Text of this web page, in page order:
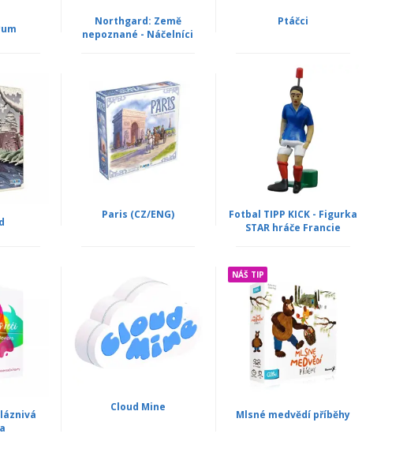
Northgard: Země
nepoznané - Náčelníci
Ptáčci
Paris (CZ/ENG)
Fotbal TIPP KICK - Figurka
STAR hráče Francie
Cloud Mine
NÁŠ TIP
Mlsné medvědí příběhy